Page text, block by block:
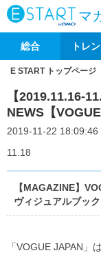
マ
総合 トレ
E START トップページ
【2019.11.16-
NEWS【
2019-11-22 18:09:46
11.18
【MAGAZINE】
ヴィジュアルブッ
「VOGUE JAPAN」